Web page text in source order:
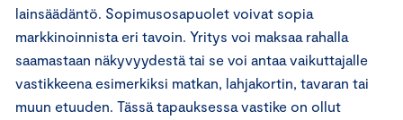
lainsäädäntö. Sopimusosapuolet voivat sopia
markkinoinnista eri tavoin. Yritys voi maksaa rahalla
saamastaan näkyvyydestä tai se voi antaa vaikuttajalle
vastikkeena esimerkiksi matkan, lahjakortin, tavaran tai
muun etuuden. Tässä tapauksessa vastike on ollut